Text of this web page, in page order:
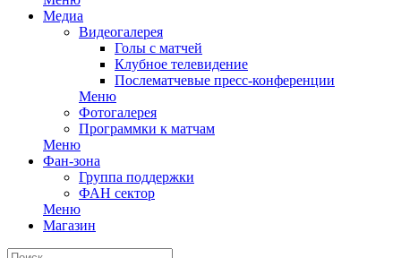
Медиа
Видеогалерея
Голы с матчей
Клубное телевидение
Послематчевые пресс-конференции
Меню
Фотогалерея
Программки к матчам
Меню
Фан-зона
Группа поддержки
ФАН сектор
Меню
Магазин